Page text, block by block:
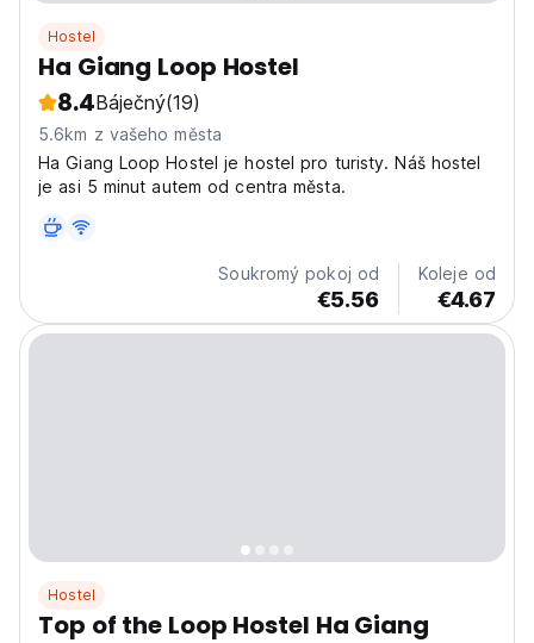
Hostel
Ha Giang Loop Hostel
8.4Báječný(19)
5.6km z vašeho města
Ha Giang Loop Hostel je hostel pro turisty. Náš hostel
je asi 5 minut autem od centra města.
Soukromý pokoj od
€5.56
Koleje od
€4.67
Hostel
Top of the Loop Hostel Ha Giang